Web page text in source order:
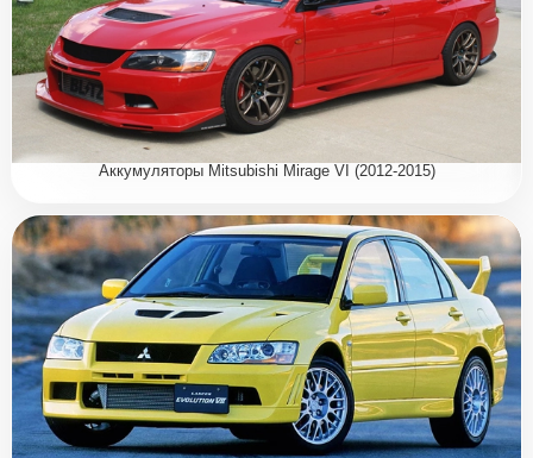
Аккумуляторы Mitsubishi Mirage VI (2012-2015)